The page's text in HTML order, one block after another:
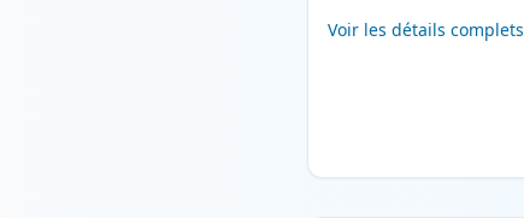
Voir les détails complets